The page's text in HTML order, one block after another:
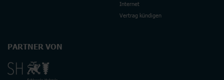
Internet
Vertrag kündigen
PARTNER VON